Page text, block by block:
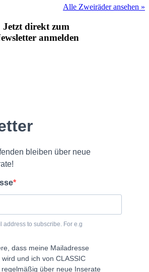
Alle Zweiräder ansehen »
Jetzt direkt zum
anmelden